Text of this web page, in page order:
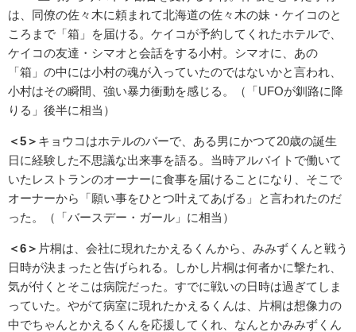
は、同僚の佐々木に頼まれて北海道の佐々木の妹・ケイコのと
ころまで「箱」を届ける。ケイコが予約してくれたホテルで、
ケイコの友達・シマオと会話をする小村。シマオに、あの
「箱」の中には小村の魂が入っていたのではないかと言われ、
小村はその瞬間、強い暴力衝動を感じる。（「UFOが釧路に降
りる」後半に相当）
＜5＞ キョウコはホテルのバーで、ある男にかつて20歳の誕生
日に経験した不思議な出来事を語る。当時アルバイトで働いて
いたレストランのオーナーに食事を届けることになり、そこで
オーナーから「願い事をひとつ叶えてあげる」と言われたのだ
った。（「バースデー・ガール」に相当）
＜6＞ 片桐は、会社に現れたかえるくんから、みみずくんと戦う
日時が決まったと告げられる。しかし片桐は何者かに撃たれ、
気が付くとそこは病院だった。すでに戦いの日時は過ぎてしま
っていた。やがて病室に現れたかえるくんは、片桐は想像力の
中でちゃんとかえるくんを応援してくれ、なんとかみみずくん